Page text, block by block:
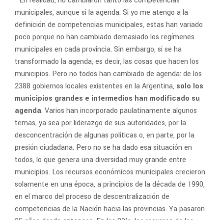
municipales, aunque sí la agenda. Si yo me atengo a la
definición de competencias municipales, estas han variado
poco porque no han cambiado demasiado los regímenes
municipales en cada provincia. Sin embargo, sí se ha
transformado la agenda, es decir, las cosas que hacen los
municipios. Pero no todos han cambiado de agenda: de los
2388 gobiernos locales existentes en la Argentina, solo los
municipios grandes e intermedios han modificado su
agenda. Varios han incorporado paulatinamente algunos
temas, ya sea por liderazgo de sus autoridades, por la
desconcentración de algunas políticas o, en parte, por la
presión ciudadana. Pero no se ha dado esa situación en
todos, lo que genera una diversidad muy grande entre
municipios. Los recursos económicos municipales crecieron
solamente en una época, a principios de la década de 1990,
en el marco del proceso de descentralización de
competencias de la Nación hacia las provincias. Ya pasaron